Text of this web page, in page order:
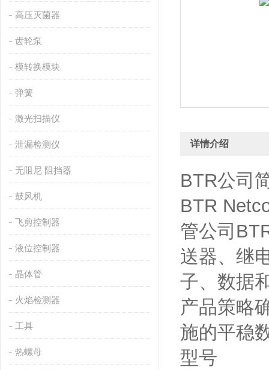
高压灭菌器
齿轮泵
模转换模块
弹簧
激光扫描仪
泄漏检测仪
无阻尼 阻挡器
鼓风机
飞剪控制器
液位控制器
晶体管
火焰检测器
工具
热螺母
详情介绍
BTR公司
BTR
管公司
送器、继
子、数据
产品策略
施的平稳
型号